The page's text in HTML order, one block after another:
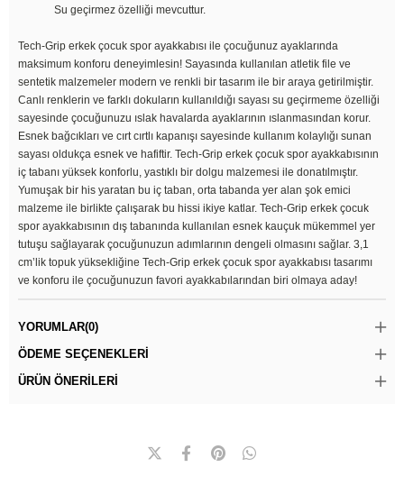
Su geçirmez özelliği mevcuttur.
Tech-Grip erkek çocuk spor ayakkabısı ile çocuğunuz ayaklarında
maksimum konforu deneyimlesin! Sayasında kullanılan atletik file ve
sentetik malzemeler modern ve renkli bir tasarım ile bir araya getirilmiştir.
Canlı renklerin ve farklı dokuların kullanıldığı sayası su geçirmeme özelliği
sayesinde çocuğunuzu ıslak havalarda ayaklarının ıslanmasından korur.
Esnek bağcıkları ve cırt cırtlı kapanışı sayesinde kullanım kolaylığı sunan
sayası oldukça esnek ve hafiftir. Tech-Grip erkek çocuk spor ayakkabısının
iç tabanı yüksek konforlu, yastıklı bir dolgu malzemesi ile donatılmıştır.
Yumuşak bir his yaratan bu iç taban, orta tabanda yer alan şok emici
malzeme ile birlikte çalışarak bu hissi ikiye katlar. Tech-Grip erkek çocuk
spor ayakkabısının dış tabanında kullanılan esnek kauçuk mükemmel yer
tutuşu sağlayarak çocuğunuzun adımlarının dengeli olmasını sağlar. 3,1
cm’lik topuk yüksekliğine Tech-Grip erkek çocuk spor ayakkabısı tasarımı
ve konforu ile çocuğunuzun favori ayakkabılarından biri olmaya aday!
YORUMLAR(0)
ÖDEME SEÇENEKLERI
ÜRÜN ÖNERILERI